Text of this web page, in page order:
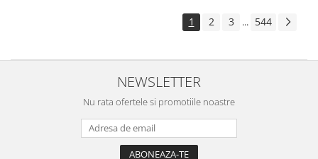
1 2 3 ... 544
NEWSLETTER
Nu rata ofertele si promotiile noastre